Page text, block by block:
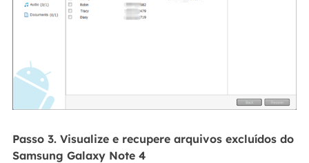
Passo 3. Visualize e recupere arquivos excluídos do
Samsung Galaxy Note 4